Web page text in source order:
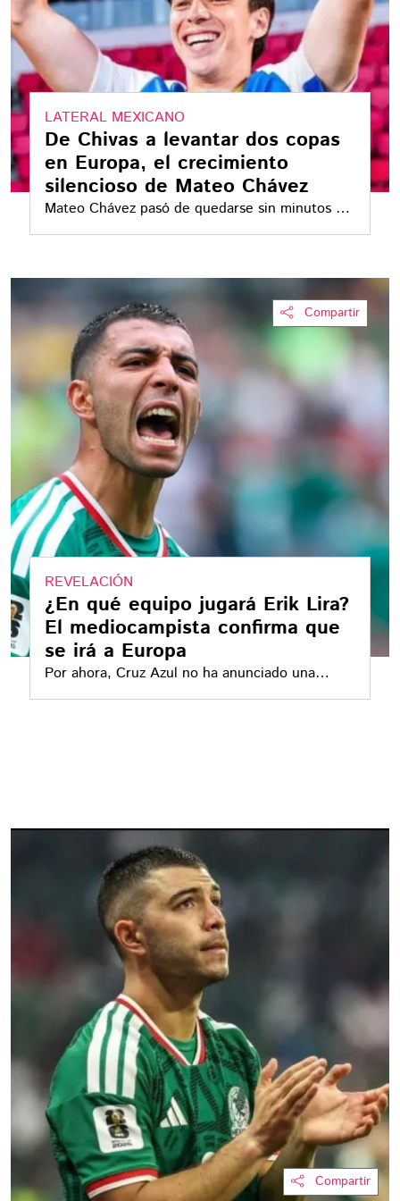
LATERAL MEXICANO
De Chivas a levantar dos copas
en Europa, el crecimiento
silencioso de Mateo Chávez
Mateo Chávez pasó de quedarse sin minutos en
la final de Copa a ser titular en la goleada sobre
abrió las puertas del Mundial y fortaleció su
competencia por la lateral izquierda de México
Compartir
REVELACIÓN
¿En qué equipo jugará Erik Lira?
El mediocampista confirma que
se irá a Europa
Por ahora, Cruz Azul no ha anunciado una
negociación formal ni la salida de su capitán
Compartir